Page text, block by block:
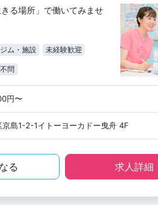
る場所」で働いてみませ
ム・施設 未経験歓迎
問
円〜
京島1-2-1イトーヨーカドー曳舟 4F
る 求人詳細